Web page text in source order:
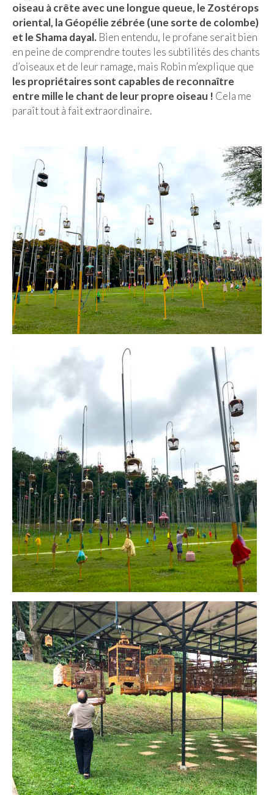
oiseau à crête avec une longue queue, le Zostérops
oriental, la Géopélie zébrée (une sorte de colombe)
et le Shama dayal. Bien entendu, le profane serait bien
en peine de comprendre toutes les subtilités des chants
d’oiseaux et de leur ramage, mais Robin m’explique que
les propriétaires sont capables de reconnaître
entre mille le chant de leur propre oiseau ! Cela me
paraît tout à fait extraordinaire.